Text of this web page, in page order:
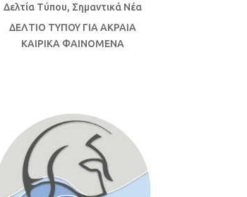
Δελτία Τύπου, Σημαντικά Νέα
ΔΕΛΤΙΟ ΤΥΠΟΥ ΓΙΑ ΑΚΡΑΙΑ
ΚΑΙΡΙΚΑ ΦΑΙΝΟΜΕΝΑ